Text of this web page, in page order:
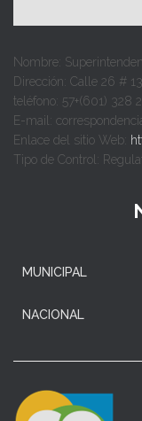
Nombre:
Dirección: Calle 26 #
teléfono: 57+(601) 328
E-mail:
Enlace del sitio Web:
Tipo de Control:
MUNICIPAL
NACIONAL